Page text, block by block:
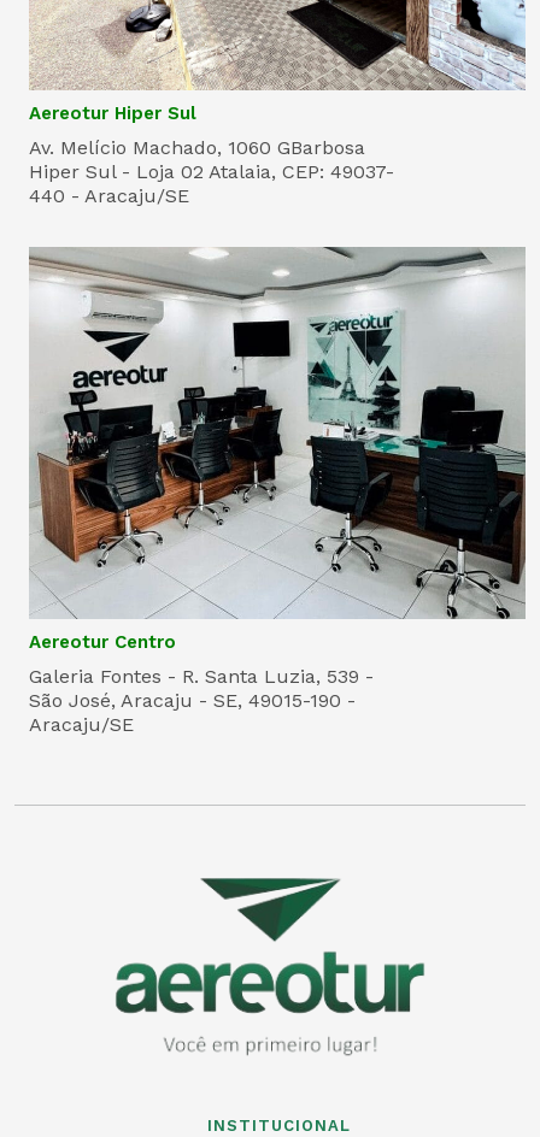
Aereotur Hiper Sul
Av. Melício Machado, 1060 GBarbosa
Hiper Sul - Loja 02 Atalaia, CEP: 49037-
440 - Aracaju/SE
Aereotur Centro
Galeria Fontes - R. Santa Luzia, 539 -
São José, Aracaju - SE, 49015-190 -
Aracaju/SE
INSTITUCIONAL